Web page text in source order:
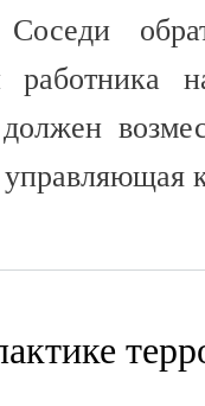
Соседи
управляющая